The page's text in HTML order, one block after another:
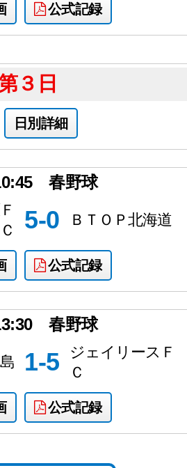
公式記録
３日
日別詳細
春野球
Ｃ
5-0 ＢＴＯＰ北海道
公式記録
春野球
1-5
ジェイリースＦ
Ｃ
公式記録